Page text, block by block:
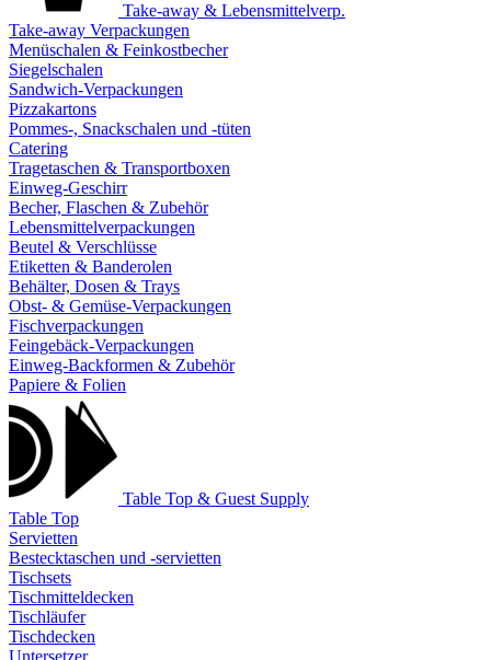
Take-away & Lebensmittelverp.
Take-away Verpackungen
Menüschalen & Feinkostbecher
Siegelschalen
Sandwich-Verpackungen
Pizzakartons
Pommes-, Snackschalen und -tüten
Catering
Tragetaschen & Transportboxen
Einweg-Geschirr
Becher, Flaschen & Zubehör
Lebensmittelverpackungen
Beutel & Verschlüsse
Etiketten & Banderolen
Behälter, Dosen & Trays
Obst- & Gemüse-Verpackungen
Fischverpackungen
Feingebäck-Verpackungen
Einweg-Backformen & Zubehör
Papiere & Folien
Table Top & Guest Supply
Table Top
Servietten
Bestecktaschen und -servietten
Tischsets
Tischmitteldecken
Tischläufer
Tischdecken